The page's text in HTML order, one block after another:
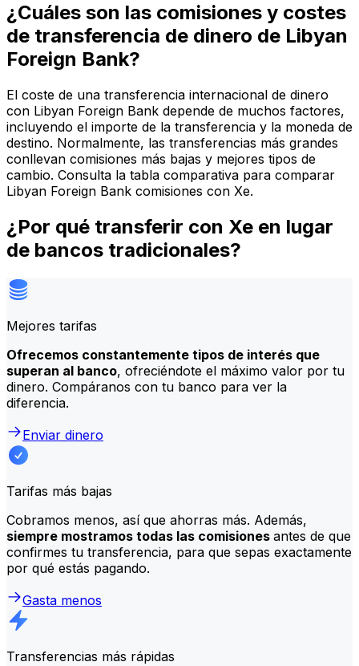
¿Cuáles son las comisiones y costes
de transferencia de dinero de Libyan
Foreign Bank?
El coste de una transferencia internacional de dinero
con Libyan Foreign Bank depende de muchos factores,
incluyendo el importe de la transferencia y la moneda de
destino. Normalmente, las transferencias más grandes
conllevan comisiones más bajas y mejores tipos de
cambio. Consulta la tabla comparativa para comparar
Libyan Foreign Bank comisiones con Xe.
¿Por qué transferir con Xe en lugar
de bancos tradicionales?
Mejores tarifas
Ofrecemos constantemente tipos de interés que
superan al banco, ofreciéndote el máximo valor por tu
dinero. Compáranos con tu banco para ver la
diferencia.
Enviar dinero
Tarifas más bajas
Cobramos menos, así que ahorras más. Además,
siempre mostramos todas las comisiones antes de que
confirmes tu transferencia, para que sepas exactamente
por qué estás pagando.
Gasta menos
Transferencias más rápidas